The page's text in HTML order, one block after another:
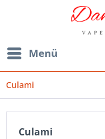
Menü
Culami
Culami